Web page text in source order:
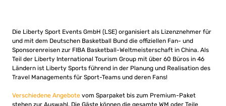
Die Liberty Sport Events GmbH (LSE) organisiert als Lizenznehmer für
und mit dem Deutschen Basketball Bund die offiziellen Fan- und
Sponsorenreisen zur FIBA Basketball-Weltmeisterschaft in China. Als
Teil der Liberty International Tourism Group mit über 60 Büros in 46
Ländern ist Liberty Sports führend in der Planung und Realisation des
Travel Managements für Sport-Teams und deren Fans!
Verschiedene Angebote vom Sparpaket bis zum Premium-Paket
stehen zur Auswahl. Die Gäste können die gesamte WM oder Teile